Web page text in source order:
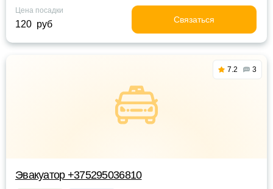
Цена посадки
120 руб Связаться
7.2 3
Эвакуатор +375295036810